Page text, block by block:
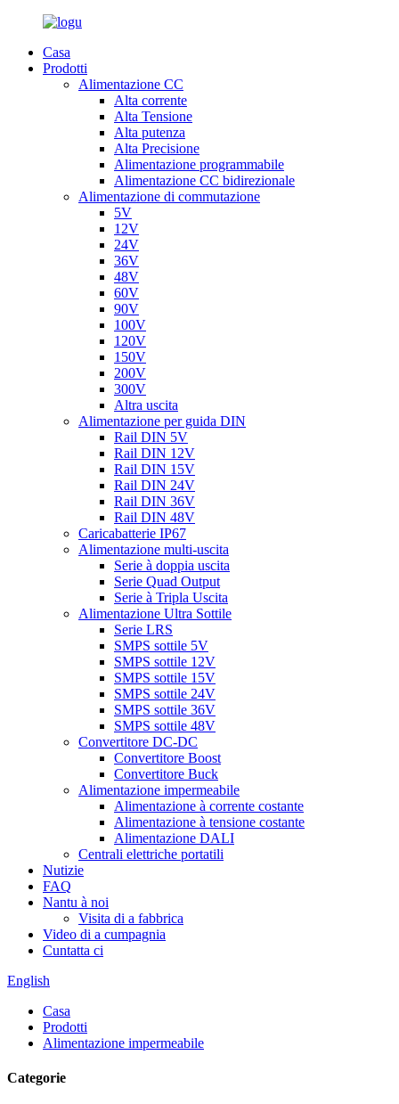
Casa
Prodotti
Alimentazione CC
Alta corrente
Alta Tensione
Alta putenza
Alta Precisione
Alimentazione programmabile
Alimentazione CC bidirezionale
Alimentazione di commutazione
5V
12V
24V
36V
48V
60V
90V
100V
120V
150V
200V
300V
Altra uscita
Alimentazione per guida DIN
Rail DIN 5V
Rail DIN 12V
Rail DIN 15V
Rail DIN 24V
Rail DIN 36V
Rail DIN 48V
Caricabatterie IP67
Alimentazione multi-uscita
Serie à doppia uscita
Serie Quad Output
Serie à Tripla Uscita
Alimentazione Ultra Sottile
Serie LRS
SMPS sottile 5V
SMPS sottile 12V
SMPS sottile 15V
SMPS sottile 24V
SMPS sottile 36V
SMPS sottile 48V
Convertitore DC-DC
Convertitore Boost
Convertitore Buck
Alimentazione impermeabile
Alimentazione à corrente costante
Alimentazione à tensione costante
Alimentazione DALI
Centrali elettriche portatili
Nutizie
FAQ
Nantu à noi
Visita di a fabbrica
Video di a cumpagnia
Cuntatta ci
English
Casa
Prodotti
Alimentazione impermeabile
Categorie